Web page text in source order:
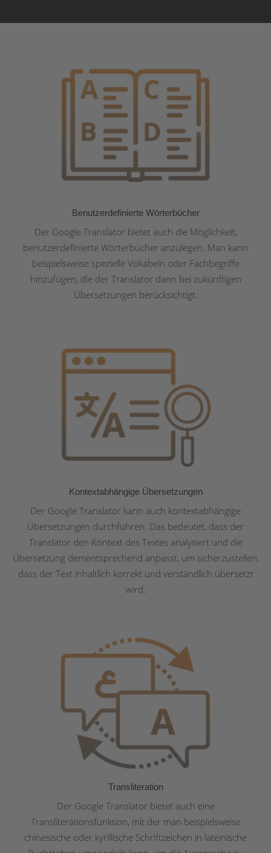
Benutzerdefinierte Wörterbücher
Der Google Translator bietet auch die Möglichkeit,
benutzerdefinierte Wörterbücher anzulegen. Man kann
beispielsweise spezielle Vokabeln oder Fachbegriffe
hinzufügen, die der Translator dann bei zukünftigen
Übersetzungen berücksichtigt.
Kontextabhängige Übersetzungen
Der Google Translator kann auch kontextabhängige
Übersetzungen durchführen. Das bedeutet, dass der
Translator den Kontext des Textes analysiert und die
Übersetzung dementsprechend anpasst, um sicherzustellen,
dass der Text inhaltlich korrekt und verständlich übersetzt
wird.
Transliteration
Der Google Translator bietet auch eine
Transliterationsfunktion, mit der man beispielsweise
chinesische oder kyrillische Schriftzeichen in lateinische